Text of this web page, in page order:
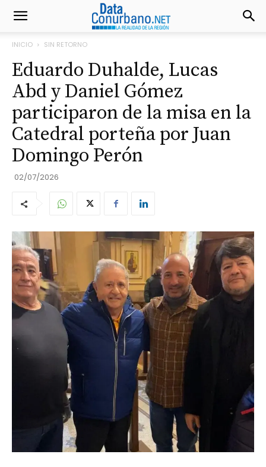
INICIO SIN RETORNO
Eduardo Duhalde, Lucas
Abd y Daniel Gómez
participaron de la misa en la
Catedral porteña por Juan
Domingo Perón
02/07/2026